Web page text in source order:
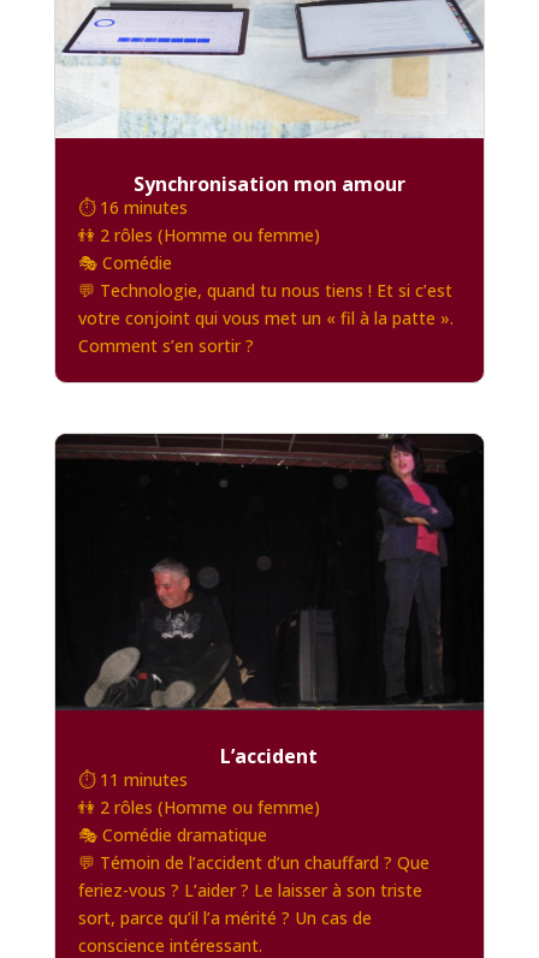
Synchronisation mon amour
⏱️ 16 minutes
👫 2 rôles (Homme ou femme)
🎭 Comédie
💬 Technologie, quand tu nous tiens ! Et si c’est
votre conjoint qui vous met un « fil à la patte ».
Comment s’en sortir ?
L’accident
⏱️ 11 minutes
👫 2 rôles (Homme ou femme)
🎭 Comédie dramatique
💬 Témoin de l’accident d’un chauffard ? Que
feriez-vous ? L’aider ? Le laisser à son triste
sort, parce qu’il l’a mérité ? Un cas de
conscience intéressant.